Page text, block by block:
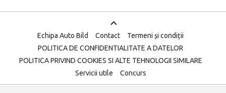
Echipa Auto Bild Contact
Termeni și condiții
POLITICA DE CONFIDENTIALITATE A DATELOR
POLITICA PRIVIND COOKIES SI ALTE TEHNOLOGII SIMILARE
Servicii utile
Concurs